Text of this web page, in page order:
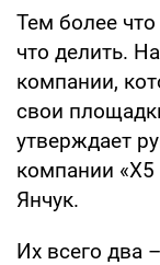
Тем более что
что делить.
компании,
свои
утверждает
компании «Х5
Янчук.
Их всего два